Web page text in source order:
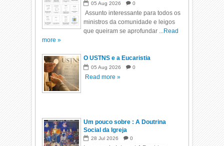
05 Aug 2026 0
Assunto interessante para todos os
ministros da comunidade e leigos
que queiram se aprofundar ...Read
more »
O USTNS e a Eucaristia
05 Aug 2026 0
Read more »
Um pouco sobre : A Doutrina
Social da Igreja
28 Jul 2026 0